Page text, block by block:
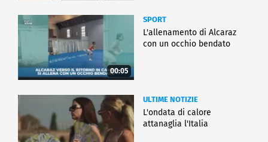
00:05
SPORT
L'allenamento di Alcaraz
con un occhio bendato
ULTIME NOTIZIE
L'ondata di calore
attanaglia l'Italia